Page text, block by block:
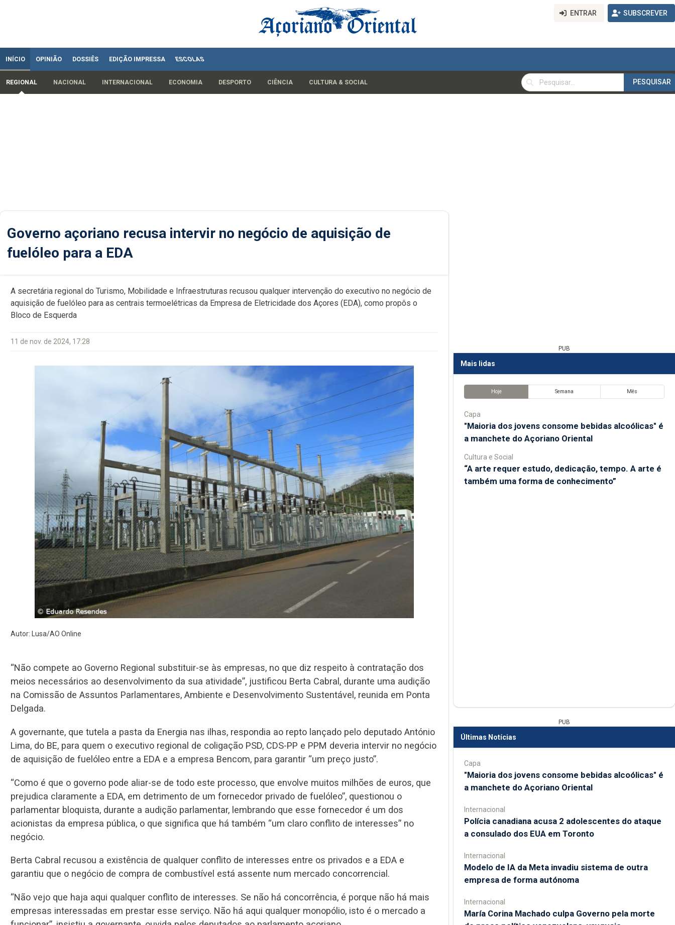
ENTRAR SUBSCREVER
INÍCIO OPINIÃO DOSSIÊS EDIÇÃO IMPRESSA ESCOLAS
REGIONAL NACIONAL INTERNACIONAL ECONOMIA DESPORTO CIÊNCIA CULTURA & SOCIAL
PESQUISAR
PESQUISAR
Governo açoriano recusa intervir no negócio de aquisição de
fuelóleo para a EDA
A secretária regional do Turismo, Mobilidade e Infraestruturas recusou qualquer intervenção do executivo no negócio de
aquisição de fuelóleo para as centrais termoelétricas da Empresa de Eletricidade dos Açores (EDA), como propôs o
Bloco de Esquerda
11 de nov. de 2024, 17:28
Autor: Lusa/AO Online
“Não compete ao Governo Regional substituir-se às empresas, no que diz respeito à contratação dos
meios necessários ao desenvolvimento da sua atividade”, justificou Berta Cabral, durante uma audição
na Comissão de Assuntos Parlamentares, Ambiente e Desenvolvimento Sustentável, reunida em Ponta
Delgada.
A governante, que tutela a pasta da Energia nas ilhas, respondia ao repto lançado pelo deputado António
Lima, do BE, para quem o executivo regional de coligação PSD, CDS-PP e PPM deveria intervir no negócio
de aquisição de fuelóleo entre a EDA e a empresa Bencom, para garantir “um preço justo”.
“Como é que o governo pode aliar-se de todo este processo, que envolve muitos milhões de euros, que
prejudica claramente a EDA, em detrimento de um fornecedor privado de fuelóleo”, questionou o
parlamentar bloquista, durante a audição parlamentar, lembrando que esse fornecedor é um dos
acionistas da empresa pública, o que significa que há também “um claro conflito de interesses” no
negócio.
Berta Cabral recusou a existência de qualquer conflito de interesses entre os privados e a EDA e
garantiu que o negócio de compra de combustível está assente num mercado concorrencial.
“Não vejo que haja aqui qualquer conflito de interesses. Se não há concorrência, é porque não há mais
empresas interessadas em prestar esse serviço. Não há aqui qualquer monopólio, isto é o mercado a
PUB
Mais lidas
Hoje Semana Mês
Capa
"Maioria dos jovens consome bebidas alcoólicas" é
a manchete do Açoriano Oriental
Cultura e Social
“A arte requer estudo, dedicação, tempo. A arte é
também uma forma de conhecimento”
PUB
Últimas Notícias
Capa
"Maioria dos jovens consome bebidas alcoólicas" é
a manchete do Açoriano Oriental
Internacional
Polícia canadiana acusa 2 adolescentes do ataque
a consulado dos EUA em Toronto
Internacional
Modelo de IA da Meta invadiu sistema de outra
empresa de forma autónoma
Internacional
María Corina Machado culpa Governo pela morte